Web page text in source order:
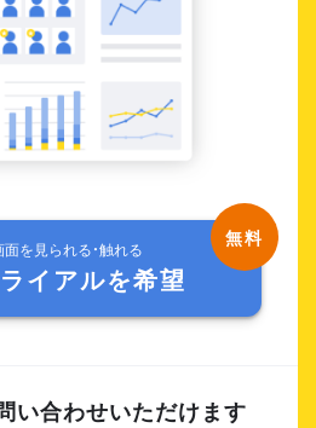
を見られる・触れる
イアルを希望
い合わせいただけます